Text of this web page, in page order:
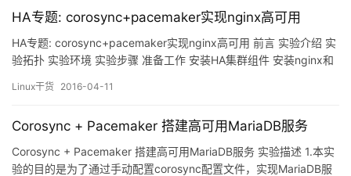
HA专题: corosync+pacemaker实现nginx高可用
HA专题: corosync+pacemaker实现nginx高可用 前言 实验介绍 实
验拓扑 实验环境 实验步骤 准备工作 安装HA集群组件 安装nginx和
可用集群, 也会将其中的一些实验写出来分享给大家, 这个专题估计
Linux干货 2016-04-11
Corosync + Pacemaker 搭建高可用MariaDB服务
Corosync + Pacemaker 搭建高可用MariaDB服务 实验描述 1.本实
验的目的是为了通过手动配置corosync配置文件，实现MariaDB服